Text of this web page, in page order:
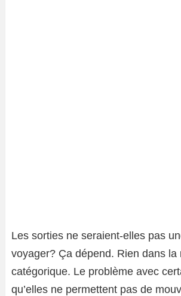
Les sorties ne seraient-elles pas
voyager? Ça dépend. Rien dans la
catégorique. Le problème avec
qu’elles ne permettent pas de